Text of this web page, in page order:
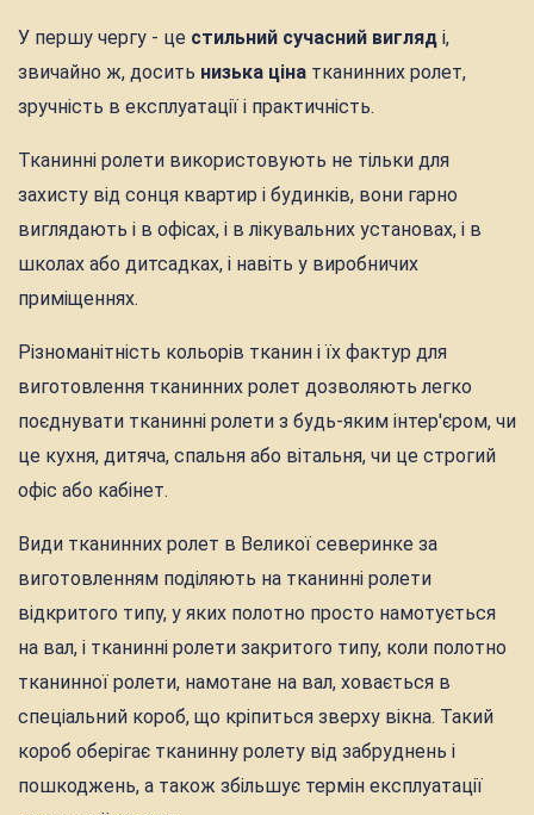
У першу чергу - це стильний сучасний вигляд і,
звичайно ж, досить низька ціна тканинних ролет,
зручність в експлуатації і практичність.
Тканинні ролети використовують не тільки для
захисту від сонця квартир і будинків, вони гарно
виглядають і в офісах, і в лікувальних установах, і в
школах або дитсадках, і навіть у виробничих
приміщеннях.
Різноманітність кольорів тканин і їх фактур для
виготовлення тканинних ролет дозволяють легко
поєднувати тканинні ролети з будь-яким інтер'єром, чи
це кухня, дитяча, спальня або вітальня, чи це строгий
офіс або кабінет.
Види тканинних ролет в Великої северинке за
виготовленням поділяють на тканинні ролети
відкритого типу, у яких полотно просто намотується
на вал, і тканинні ролети закритого типу, коли полотно
тканинної ролети, намотане на вал, ховається в
спеціальний короб, що кріпиться зверху вікна. Такий
короб оберігає тканинну ролету від забруднень і
пошкоджень, а також збільшує термін експлуатації